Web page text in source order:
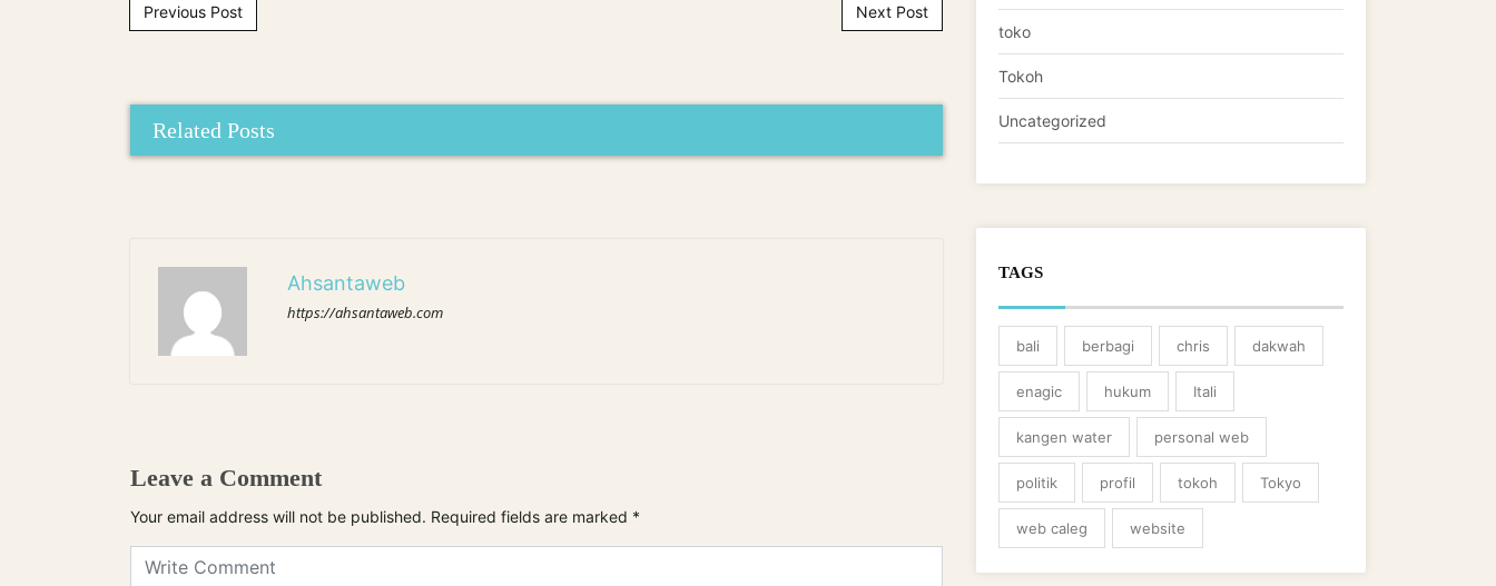
Post navigation
Previous Post Next Post
Related Posts
Ahsantaweb
https://ahsantaweb.com
Leave a Comment
Your email address will not be published. Required fields are marked *
toko
Tokoh
Uncategorized
TAGS
bali berbagi chris dakwah
enagic hukum Itali
kangen water personal web
politik profil tokoh Tokyo
web caleg website